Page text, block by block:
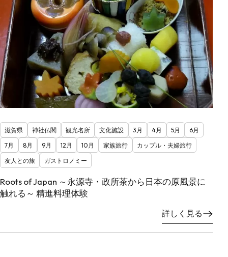
滋賀県 神社仏閣 観光名所 文化施設 3月 4月 5月
6月
7月
8月 9月 12月 10月 家族旅行
カップル・夫婦旅行
友人との旅
ガストロノミー
Roots of Japan ～永源寺・政所茶から日本の原風景に
触れる～ 精進料理体験
詳しく見る